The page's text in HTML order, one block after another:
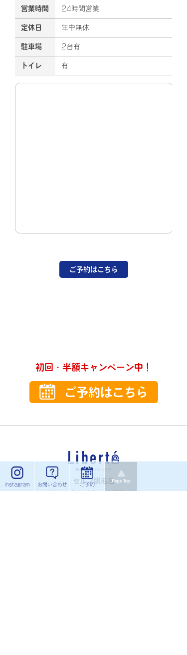
instagram お問い合わせ ご予約
営業時間 24時間営業
定休日 年中無休
駐車場 2台有
トイレ 有
ご予約はこちら
初回・半額キャンペーン中！
ご予約はこちら
セルフ脱毛＆